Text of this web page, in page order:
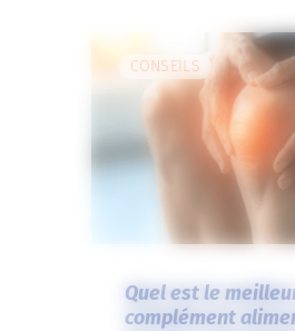
CONSEILS
Quel est le
complément